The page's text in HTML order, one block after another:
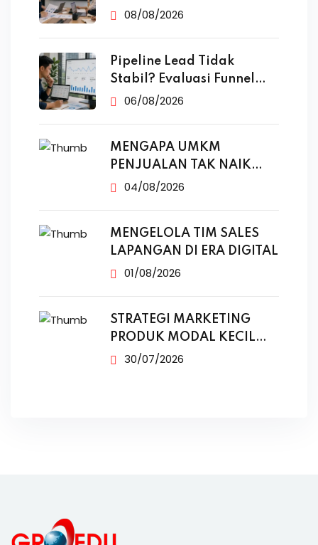
Iklan
08/08/2026
Pipeline Lead Tidak
Stabil? Evaluasi Funnel
Marketing
06/08/2026
MENGAPA UMKM
PENJUALAN TAK NAIK
MESKI SUDAH
04/08/2026
MENGELOLA TIM SALES
LAPANGAN DI ERA DIGITAL
01/08/2026
STRATEGI MARKETING
PRODUK MODAL KECIL
TANPA IKLAN
30/07/2026